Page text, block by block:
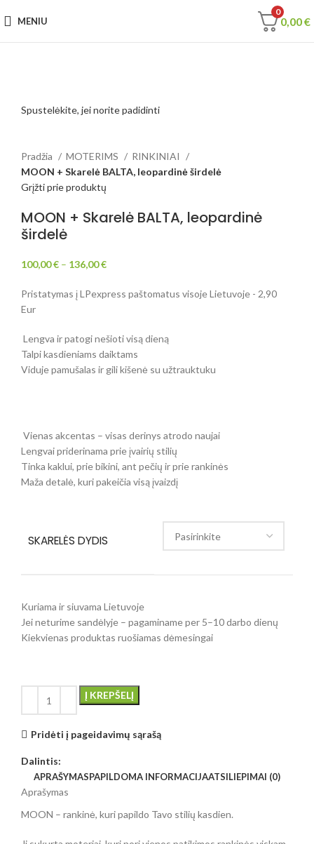
MENIU
0
0,00€
Spustelėkite, jei norite padidinti
Pradžia MOTERIMS
RINKINIAI
MOON + Skarelė BALTA, leopardinė širdelė
Grįžti prie produktų
MOON + Skarelė BALTA, leopardinė
širdelė
100,00€ – 136,00€
Pristatymas į LPexpress paštomatus visoje Lietuvoje - 2,90
Eur
Lengva ir patogi nešioti visą dieną
Talpi kasdieniams daiktams
Viduje pamušalas ir gili kišenė su užtrauktuku
Vienas akcentas – visas derinys atrodo naujai
Lengvai priderinama prie įvairių stilių
Tinka kaklui, prie bikini, ant pečių ir prie rankinės
Maža detalė, kuri pakeičia visą įvaizdį
SKARELĖS DYDIS
Kuriama ir siuvama Lietuvoje
Jei neturime sandėlyje – pagaminame per 5–10 darbo dienų
Kiekvienas produktas ruošiamas dėmesingai
Į KREPŠELĮ
Pridėti į pageidavimų sąrašą
Dalintis:
APRAŠYMASPAPILDOMA INFORMACIJAATSILIEPIMAI (0)
Aprašymas
MOON – rankinė, kuri papildo Tavo stilių kasdien.